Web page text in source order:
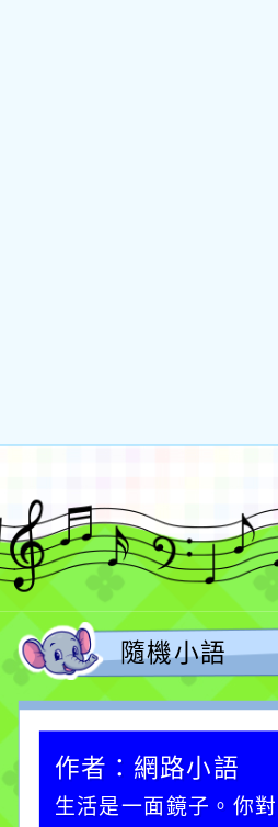
隨機小語
作者：網路小語
生活是一面鏡子。你對